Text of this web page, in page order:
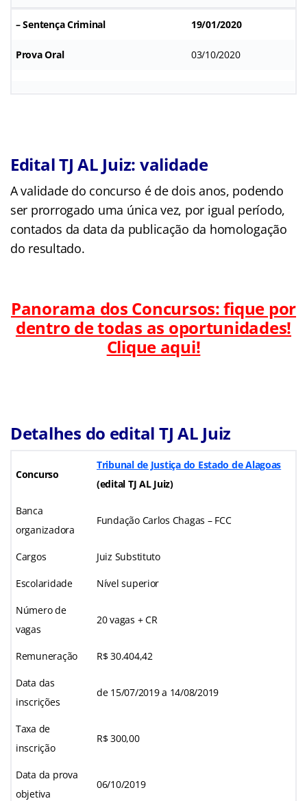
– Sentença Criminal 19/01/2020
Prova Oral 03/10/2020
Edital TJ AL Juiz: validade
A validade do concurso é de dois anos, podendo
ser prorrogado uma única vez, por igual período,
contados da data da publicação da homologação
do resultado.
Panorama dos Concursos: fique por
dentro de todas as oportunidades!
Clique aqui!
Detalhes do edital TJ AL Juiz
Concurso
Tribunal de Justiça do Estado de Alagoas
(edital TJ AL Juiz)
Banca
organizadora
Fundação Carlos Chagas – FCC
Cargos Juiz Substituto
Escolaridade Nível superior
Número de
vagas
20 vagas + CR
Remuneração R$ 30.404,42
Data das
inscrições
de 15/07/2019 a 14/08/2019
Taxa de
inscrição
R$ 300,00
Data da prova
objetiva
06/10/2019